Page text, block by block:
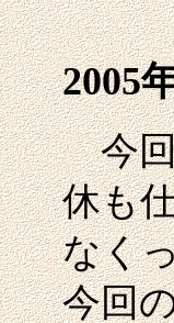
2005
今回
休も
なく
今回